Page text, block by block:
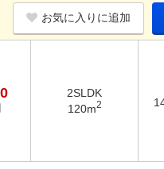
お気に入りに追加
2SLDK
120m2